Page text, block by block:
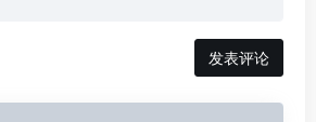
发表评论